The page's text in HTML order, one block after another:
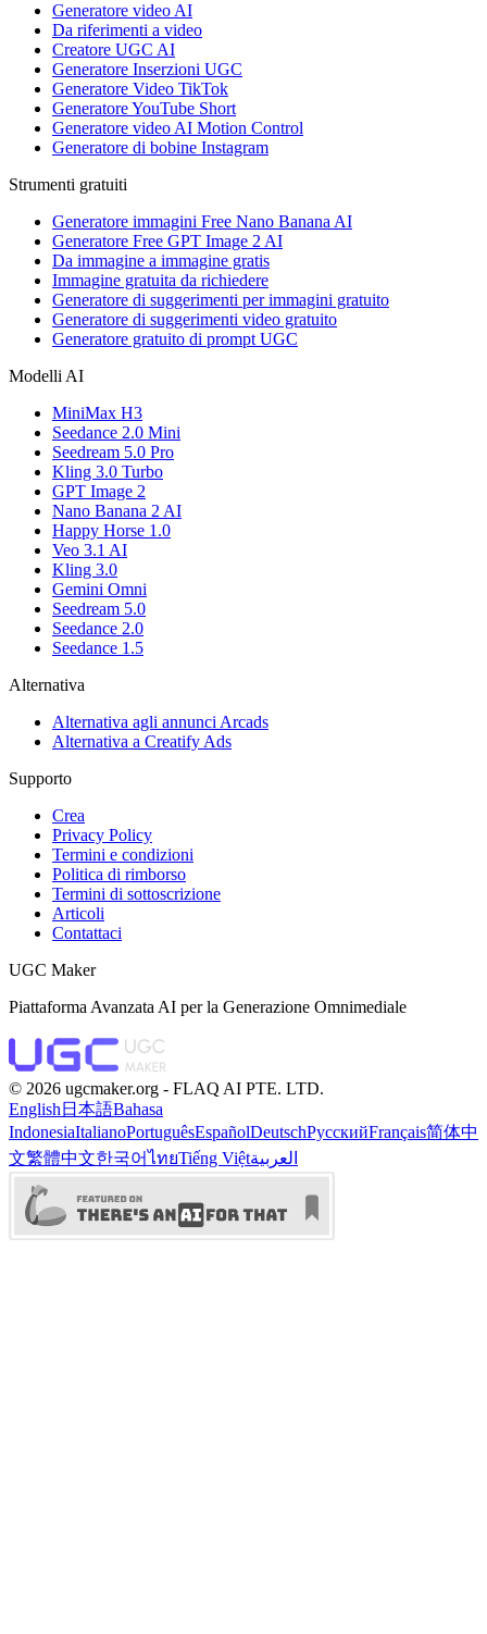
Generatore video AI
Da riferimenti a video
Creatore UGC AI
Generatore Inserzioni UGC
Generatore Video TikTok
Generatore YouTube Short
Generatore video AI Motion Control
Generatore di bobine Instagram
Strumenti gratuiti
Generatore immagini Free Nano Banana AI
Generatore Free GPT Image 2 AI
Da immagine a immagine gratis
Immagine gratuita da richiedere
Generatore di suggerimenti per immagini gratuito
Generatore di suggerimenti video gratuito
Generatore gratuito di prompt UGC
Modelli AI
MiniMax H3
Seedance 2.0 Mini
Seedream 5.0 Pro
Kling 3.0 Turbo
GPT Image 2
Nano Banana 2 AI
Happy Horse 1.0
Veo 3.1 AI
Kling 3.0
Gemini Omni
Seedream 5.0
Seedance 2.0
Seedance 1.5
Alternativa
Alternativa agli annunci Arcads
Alternativa a Creatify Ads
Supporto
Crea
Privacy Policy
Termini e condizioni
Politica di rimborso
Termini di sottoscrizione
Articoli
Contattaci
UGC Maker
Piattaforma Avanzata AI per la Generazione Omnimediale
©️ 2026 ugcmaker.org - FLAQ AI PTE. LTD.
English日本語Bahasa
IndonesiaItalianoPortuguêsEspañolDeutschРусскийFrançais简体中
文繁體中文한국어ไทยTiếng Việtالعربية